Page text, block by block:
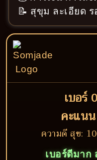
📝 สุขุม ละเอียด
เบอร์
คะแน
ความดี สุข:
เบอร์ดีมาก